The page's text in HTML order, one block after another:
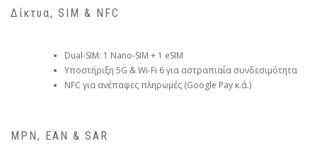
Δίκτυα, SIM & NFC
Dual-SIM: 1 Nano-SIM + 1 eSIM
Υποστήριξη 5G & Wi-Fi 6 για αστραπιαία συνδεσιμότητα
NFC για ανέπαφες πληρωμές (Google Pay κ.ά.)
MPN, EAN & SAR